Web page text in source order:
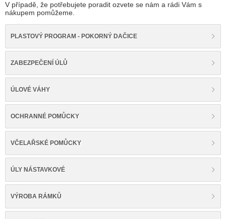
V případě, že potřebujete poradit ozvete se nám a rádi Vám s
nákupem pomůžeme.
PLASTOVÝ PROGRAM - POKORNÝ DAČICE
ZABEZPEČENÍ ÚLŮ
ÚLOVÉ VÁHY
OCHRANNÉ POMŮCKY
VČELAŘSKÉ POMŮCKY
ÚLY NÁSTAVKOVÉ
VÝROBA RÁMKŮ